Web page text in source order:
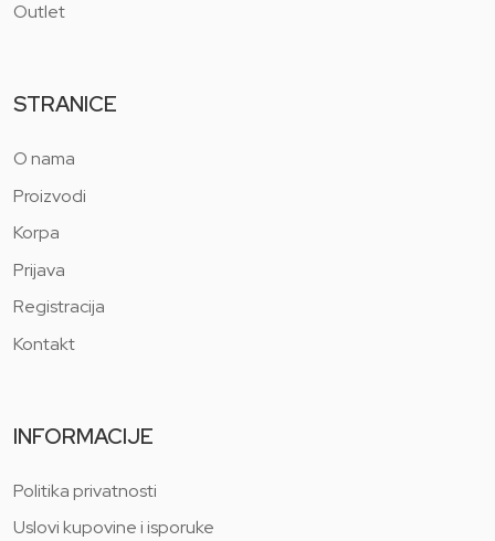
Outlet
STRANICE
O nama
Proizvodi
Korpa
Prijava
Registracija
Kontakt
INFORMACIJE
Politika privatnosti
Uslovi kupovine i isporuke